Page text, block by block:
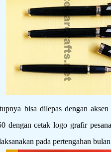
bisa dilepas dengan aksen
dengan cetak logo grafir
pada pertengahan